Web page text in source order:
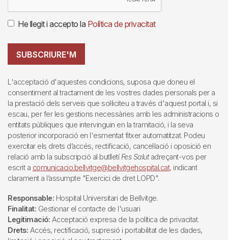
He llegit i accepto la Política de privacitat
SUBSCRIURE'M
L'acceptació d'aquestes condicions, suposa que doneu el
consentiment al tractament de les vostres dades personals per a
la prestació dels serveis que sol·liciteu a través d'aquest portal i, si
escau, per fer les gestions necessàries amb les administracions o
entitats públiques que intervinguin en la tramitació, i la seva
posterior incorporació en l'esmentat fitxer automatitzat. Podeu
exercitar els drets d’accés, rectificació, cancel·lació i oposició en
relació amb la subscripció al butlletí Fes Salutadreçant-vos per
escrit a comunicacio.bellvitge@bellvitgehospital.cat, indicant
clarament a l’assumpte "Exercici de dret LOPD".
Responsable: Hospital Universitari de Bellvitge.
Finalitat: Gestionar el contacte de l'usuari
Legitimació: Acceptació expresa de la política de privacitat.
Drets: Accés, rectificació, supresió i portabilitat de les dades,